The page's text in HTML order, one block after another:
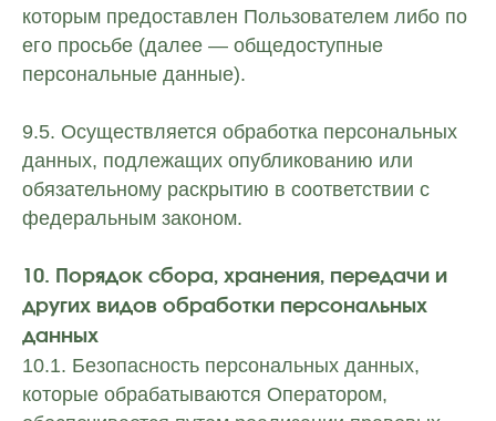
которым предоставлен Пользователем либо по
его просьбе (далее — общедоступные
персональные данные).
9.5. Осуществляется обработка персональных
данных, подлежащих опубликованию или
обязательному раскрытию в соответствии с
федеральным законом.
10. Порядок сбора, хранения, передачи и
других видов обработки персональных
данных
10.1. Безопасность персональных данных,
которые обрабатываются Оператором,